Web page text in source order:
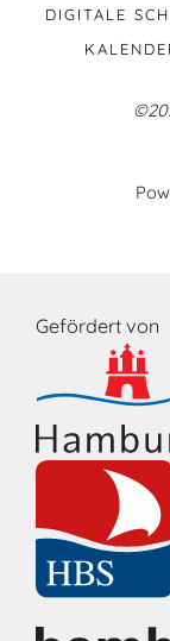
DIGITALE
Gefördert von